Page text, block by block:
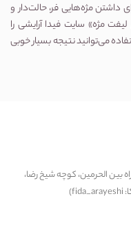
داشتن مژه‌هایی فر، حالت‌دار و
مژه» سایت فیدا آرایشی را
می‌توانید نتیجه بسیار خوبی
راه بین الحرمین، کوچه شیخ رضا،